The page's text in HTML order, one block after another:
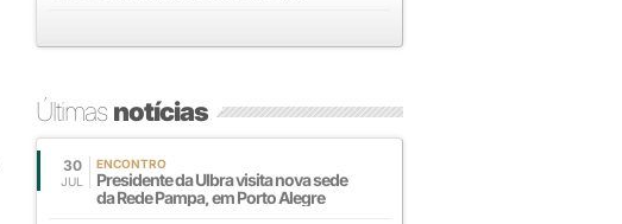
Últimasnotícias
30
JUL
ENCONTRO
Presidente da Ulbra visita nova sede
da Rede Pampa, em Porto Alegre